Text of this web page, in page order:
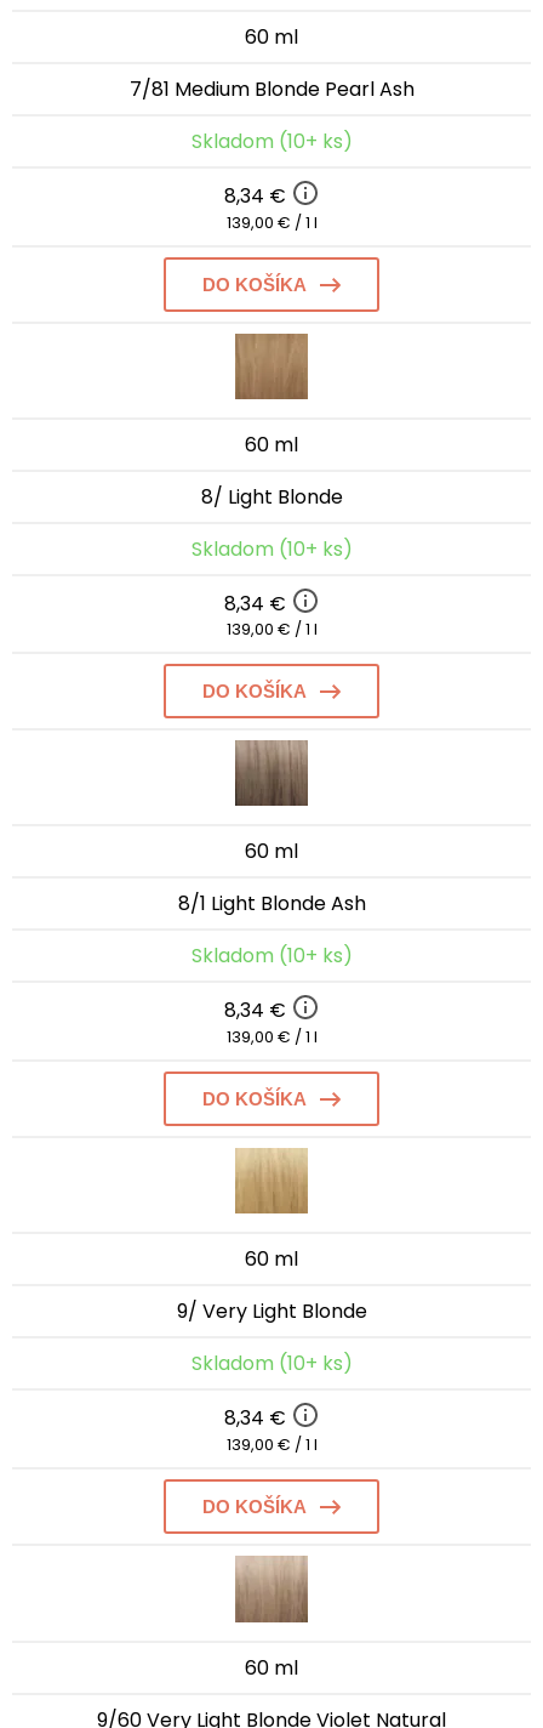
60 ml
7/81 Medium Blonde Pearl Ash
Skladom (10+ ks)
8,34 €
139,00 € / 1 l
DO KOŠÍKA
60 ml
8/ Light Blonde
Skladom (10+ ks)
8,34 €
139,00 € / 1 l
DO KOŠÍKA
60 ml
8/1 Light Blonde Ash
Skladom (10+ ks)
8,34 €
139,00 € / 1 l
DO KOŠÍKA
60 ml
9/ Very Light Blonde
Skladom (10+ ks)
8,34 €
139,00 € / 1 l
DO KOŠÍKA
60 ml
9/60 Very Light Blonde Violet Natural